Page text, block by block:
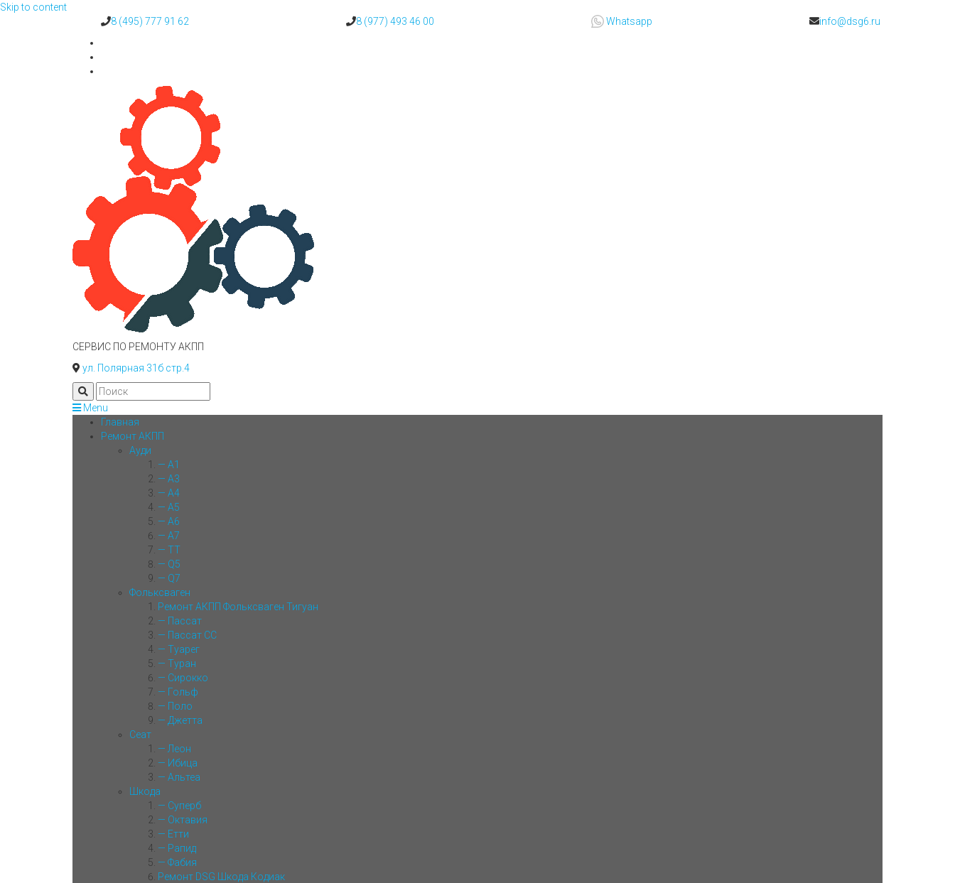
Skip to content
8 (495) 777 91 62
8 (977) 493 46 00 Whatsapp info@dsg6.ru
СЕРВИС ПО РЕМОНТУ АКПП
ул. Полярная 31б стр.4
Menu
Главная
Ремонт АКПП
Ауди
— A1
— A3
— A4
— A5
— A6
— A7
— TT
— Q5
— Q7
Фольксваген
Ремонт АКПП Фольксваген Тигуан
— Пассат
— Пассат СС
— Туарег
— Туран
— Сирокко
— Гольф
— Поло
— Джетта
Сеат
— Леон
— Ибица
— Альтеа
Шкода
— Суперб
— Октавия
— Етти
— Рапид
— Фабия
Ремонт DSG Шкода Кодиак